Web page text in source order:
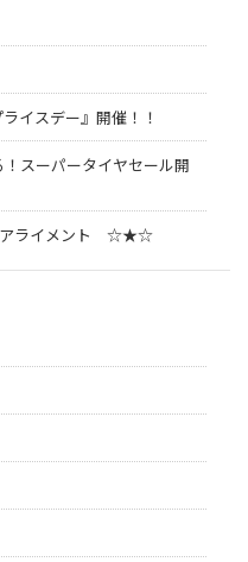
イスデー』開催！！
スーパータイヤセール開
ライメント ☆★☆